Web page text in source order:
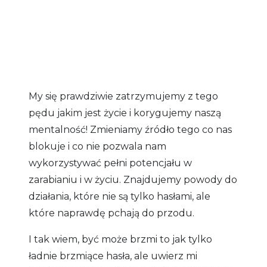
My się prawdziwie zatrzymujemy z tego
pędu jakim jest życie i korygujemy naszą
mentalność! Zmieniamy źródło tego co nas
blokuje i co nie pozwala nam
wykorzystywać pełni potencjału w
zarabianiu i w życiu. Znajdujemy powody do
działania, które nie są tylko hasłami, ale
które naprawdę pchają do przodu.
I tak wiem, być może brzmi to jak tylko
ładnie brzmiące hasła, ale uwierz mi